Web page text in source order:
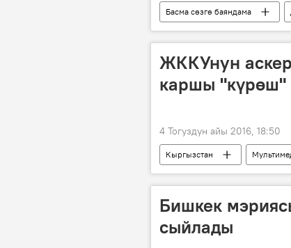
Басма сөзгө баяндама
Стамбул
Владимир
ЖККУнун
каршы "күрөш"
4 Тогуздун айы 2016, 18:50
Кыргызстан
машыгуу
операция
Бишкек
сыйлады